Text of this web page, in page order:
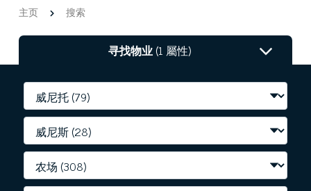
主页 搜索
寻找物业(1 屬性)